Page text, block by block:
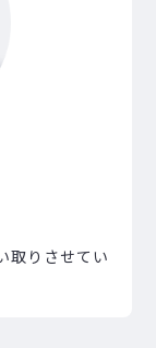
取りさせてい